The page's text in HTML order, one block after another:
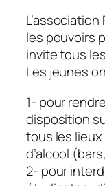
les pouvoirs
invite tous
Les jeunes
1- pour
disposition
tous les
d’alcool
2- pour